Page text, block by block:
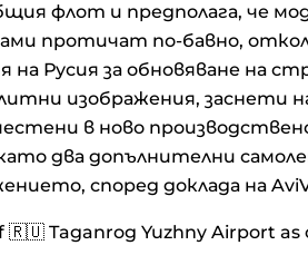
флот и предполага, че
протичат по-бавно,
на Русия за обновяване на
изображения, заснети
в ново
два допълнителни
според доклада на
🇷🇺 Taganrog Yuzhny Airport as